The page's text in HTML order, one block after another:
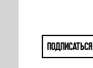
ПОДПИСАТЬСЯ